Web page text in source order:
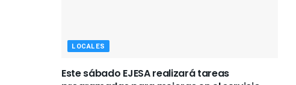
LOCALES
Este sábado EJESA realizará tareas